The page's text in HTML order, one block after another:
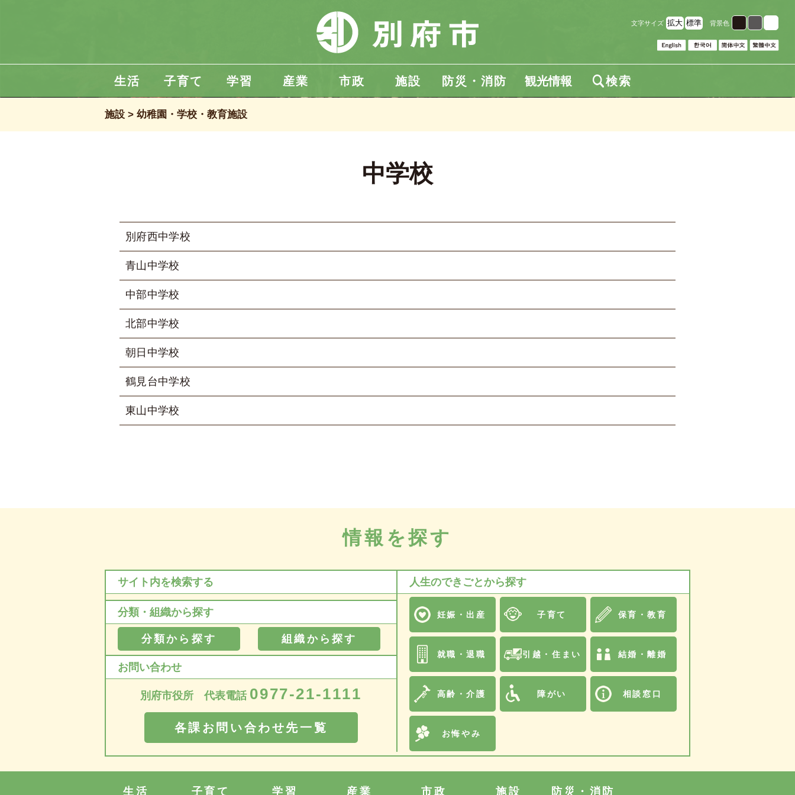
文字サイズ 拡大 標準 背景色
生活 子育て 学習 産業 市政 施設 防災・消防 観光情報 検索
施設 幼稚園・学校・教育施設
中学校
別府西中学校
青山中学校
中部中学校
北部中学校
朝日中学校
鶴見台中学校
東山中学校
情報を探す
サイト内を検索する
分類・組織から探す
分類から探す 組織から探す
お問い合わせ
別府市役所 代表電話 0977-21-1111
各課お問い合わせ先一覧
人生のできごとから探す
妊娠・出産 子育て 保育・教育
就職・退職 引越・住まい 結婚・離婚
高齢・介護 障がい 相談窓口
お悔やみ
生活 子育て 学習 産業 市政 施設 防災・消防